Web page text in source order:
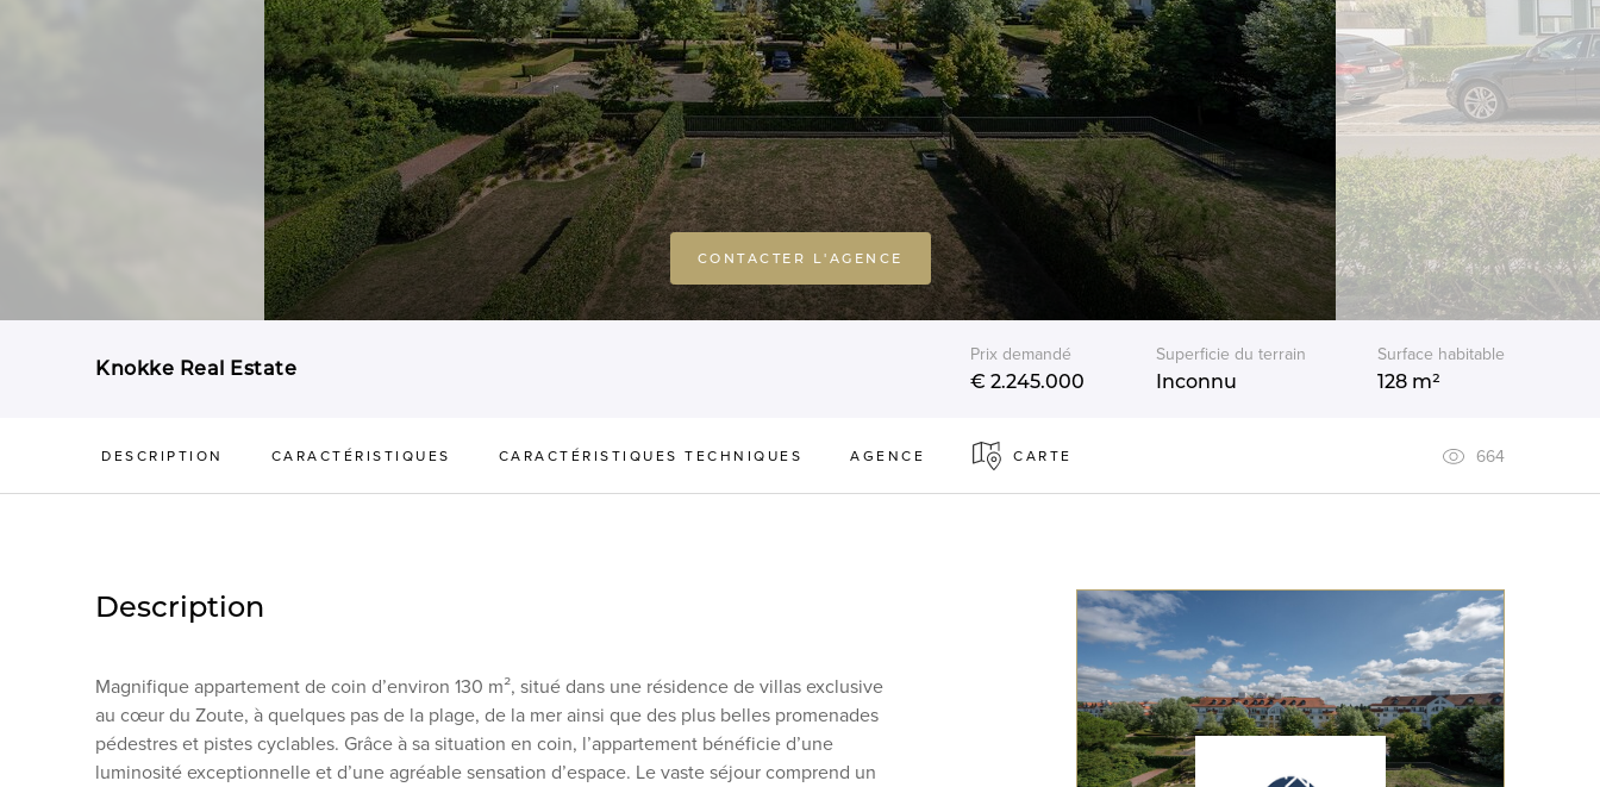
CONTACTER L'AGENCE
Knokke Real Estate
Prix demandé
€ 2.245.000
Superficie du terrain
Inconnu
Surface habitable
128 m²
DESCRIPTION CARACTÉRISTIQUES CARACTÉRISTIQUES TECHNIQUES AGENCE CARTE 664
Description
Magnifique appartement de coin d’environ 130 m², situé dans une résidence de villas exclusive
au cœur du Zoute, à quelques pas de la plage, de la mer ainsi que des plus belles promenades
pédestres et pistes cyclables. Grâce à sa situation en coin, l’appartement bénéficie d’une
luminosité exceptionnelle et d’une agréable sensation d’espace. Le vaste séjour comprend un